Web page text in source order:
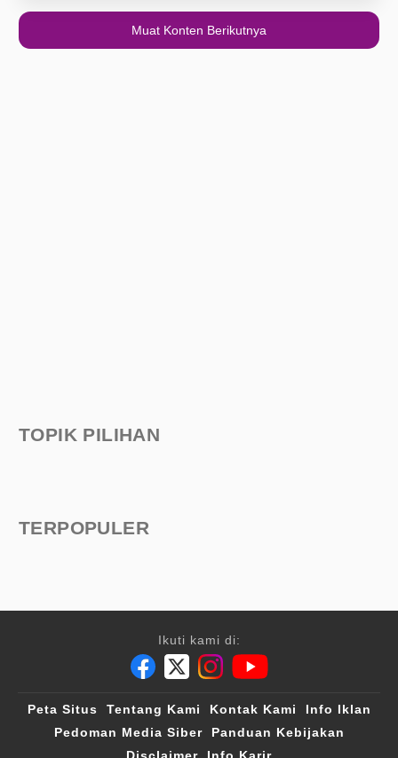
Muat Konten Berikutnya
TOPIK PILIHAN
TERPOPULER
Ikuti kami di:
Peta Situs Tentang Kami Kontak Kami
Info Iklan
Pedoman Media Siber
Panduan Kebijakan